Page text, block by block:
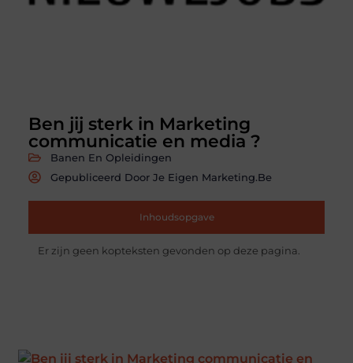
Ben jij sterk in Marketing
communicatie en media ?
Banen En Opleidingen
Gepubliceerd Door Je Eigen Marketing.be
Inhoudsopgave
Er zijn geen kopteksten gevonden op deze pagina.